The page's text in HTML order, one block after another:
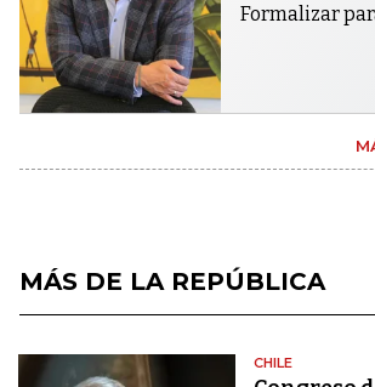
Formalizar
MÁS DE LA REPÚBLICA
CHILE